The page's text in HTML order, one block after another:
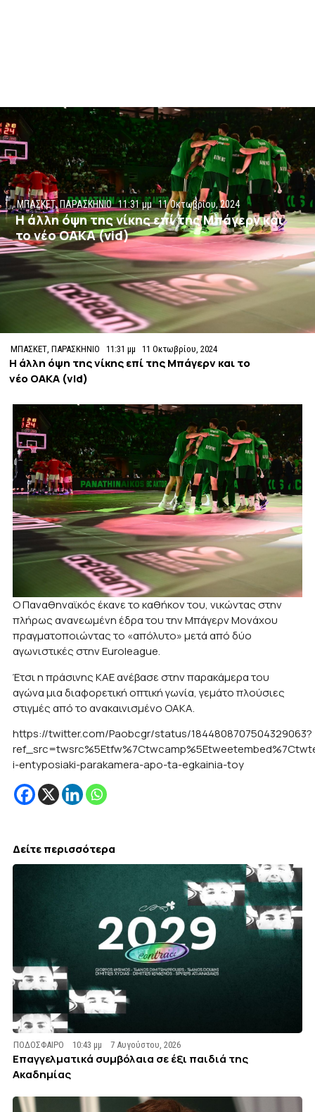
ΜΠΑΣΚΕΤ, ΠΑΡΑΣΚΗΝΙΟ 11:31 μμ 11 Οκτωβρίου, 2024
Η άλλη όψη της νίκης επί της Μπάγερν και
το νέο ΟΑΚΑ (vid)
ΜΠΑΣΚΕΤ ,ΠΑΡΑΣΚΗΝΙΟ 11:31 μμ 11 Οκτωβρίου, 2024
Η άλλη όψη της νίκης επί της Μπάγερν και το
νέο ΟΑΚΑ (vid)
Ο Παναθηναϊκός έκανε το καθήκον του, νικώντας στην
πλήρως ανανεωμένη έδρα του την Μπάγερν Μονάχου
πραγματοποιώντας το «απόλυτο» μετά από δύο
αγωνιστικές στην Euroleague.
Έτσι η πράσινης ΚΑΕ ανέβασε στην παρακάμερα του
αγώνα μια διαφορετική οπτική γωνία, γεμάτο πλούσιες
στιγμές από το ανακαινισμένο ΟΑΚΑ.
https://twitter.com/Paobcgr/status/1844808707504329063?
i-entyposiaki-parakamera-apo-ta-egkainia-toy
Δείτε περισσότερα
ΠΟΔΟΣΦΑΙΡΟ 10:43 μμ 7 Αυγούστου, 2026
Επαγγελματικά συμβόλαια σε έξι παιδιά της
Ακαδημίας